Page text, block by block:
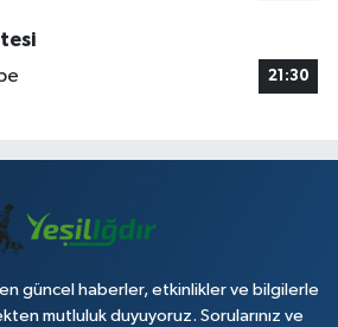
21:30
güncel haberler, etkinlikler ve bilgilerle
mutluluk duyuyoruz. Sorularınız ve